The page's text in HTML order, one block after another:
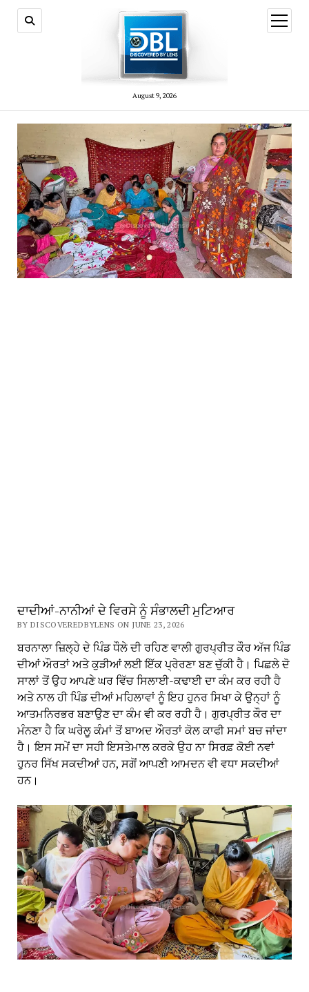
August 9, 2026
open
menu
ਦਾਦੀਆਂ-ਨਾਨੀਆਂ ਦੇ ਵਿਰਸੇ ਨੂੰ ਸੰਭਾਲਦੀ ਮੁਟਿਆਰ
BY DISCOVEREDBYLENS ON JUNE 23, 2026
ਬਰਨਾਲਾ ਜ਼ਿਲ੍ਹੇ ਦੇ ਪਿੰਡ ਧੌਲੇ ਦੀ ਰਹਿਣ ਵਾਲੀ ਗੁਰਪ੍ਰੀਤ ਕੌਰ ਅੱਜ ਪਿੰਡ
ਦੀਆਂ ਔਰਤਾਂ ਅਤੇ ਕੁੜੀਆਂ ਲਈ ਇੱਕ ਪ੍ਰੇਰਣਾ ਬਣ ਚੁੱਕੀ ਹੈ। ਪਿਛਲੇ ਦੋ
ਸਾਲਾਂ ਤੋਂ ਉਹ ਆਪਣੇ ਘਰ ਵਿੱਚ ਸਿਲਾਈ-ਕਢਾਈ ਦਾ ਕੰਮ ਕਰ ਰਹੀ ਹੈ
ਅਤੇ ਨਾਲ ਹੀ ਪਿੰਡ ਦੀਆਂ ਮਹਿਲਾਵਾਂ ਨੂੰ ਇਹ ਹੁਨਰ ਸਿਖਾ ਕੇ ਉਨ੍ਹਾਂ ਨੂੰ
ਆਤਮਨਿਰਭਰ ਬਣਾਉਣ ਦਾ ਕੰਮ ਵੀ ਕਰ ਰਹੀ ਹੈ। ਗੁਰਪ੍ਰੀਤ ਕੌਰ ਦਾ
ਮੰਨਣਾ ਹੈ ਕਿ ਘਰੇਲੂ ਕੰਮਾਂ ਤੋਂ ਬਾਅਦ ਔਰਤਾਂ ਕੋਲ ਕਾਫੀ ਸਮਾਂ ਬਚ ਜਾਂਦਾ
ਹੈ। ਇਸ ਸਮੇਂ ਦਾ ਸਹੀ ਇਸਤੇਮਾਲ ਕਰਕੇ ਉਹ ਨਾ ਸਿਰਫ਼ ਕੋਈ ਨਵਾਂ
ਹੁਨਰ ਸਿੱਖ ਸਕਦੀਆਂ ਹਨ, ਸਗੋਂ ਆਪਣੀ ਆਮਦਨ ਵੀ ਵਧਾ ਸਕਦੀਆਂ
ਹਨ।